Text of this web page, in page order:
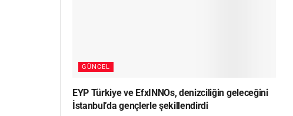
GÜNCEL
EYP Türkiye ve EfxINNOs, denizciliğin geleceğini
İstanbul’da gençlerle şekillendirdi